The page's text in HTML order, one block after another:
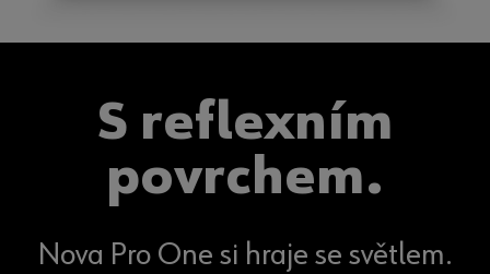
S reflexním
povrchem.
Nova Pro One si hraje se světlem.